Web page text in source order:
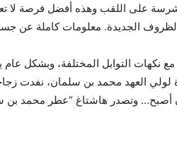
على اللقب وهذه أفضل فرصة لا
الجديدة. معلومات كاملة عن
نكهات التوابل المختلفة، وبشكل
العهد محمد بن سلمان، نفدت